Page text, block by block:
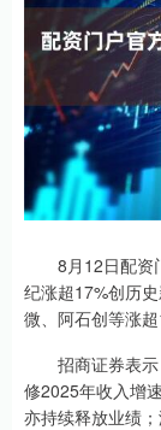
8月12日配资门
纪涨超17%创历
微、阿石创等涨
招商证券表示
修2025年收入增
亦持续释放业绩